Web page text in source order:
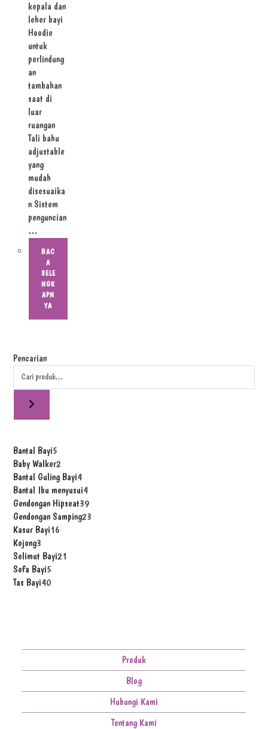
kepala dan
leher bayi
Hoodie
untuk
perlindung
an
tambahan
saat di
luar
ruangan
Tali bahu
adjustable
yang
mudah
disesuaika
n Sistem
penguncian
…
BAC
A
SELE
NGK
APN
YA
Pencarian
Bantal Bayi5
Baby Walker2
Bantal Guling Bayi4
Bantal Ibu menyusui4
Gendongan Hipseat39
Gendongan Samping23
Kasur Bayi16
Kojong3
Selimut Bayi21
Sofa Bayi5
Tas Bayi40
Produk
Blog
Hubungi Kami
Tentang Kami